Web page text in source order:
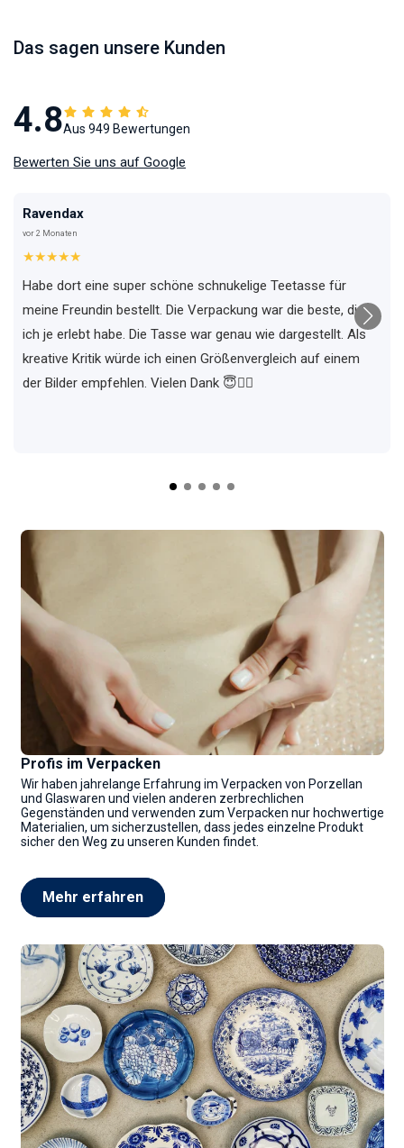
Das sagen unsere Kunden
4.8Aus 949 Bewertungen
Bewerten Sie uns auf Google
Ravendax
vor 2 Monaten
★★★★★
Habe dort eine super schöne schnukelige Teetasse für
meine Freundin bestellt. Die Verpackung war die beste, die
ich je erlebt habe. Die Tasse war genau wie dargestellt. Als
kreative Kritik würde ich einen Größenvergleich auf einem
der Bilder empfehlen. Vielen Dank 😇✌🏼
Profis im Verpacken
Wir haben jahrelange Erfahrung im Verpacken von Porzellan
und Glaswaren und vielen anderen zerbrechlichen
Gegenständen und verwenden zum Verpacken nur hochwertige
Materialien, um sicherzustellen, dass jedes einzelne Produkt
sicher den Weg zu unseren Kunden findet.
Mehr erfahren